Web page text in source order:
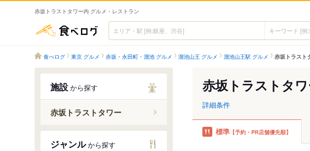
赤坂トラストタワー内 グルメ・レストラン
食べログ
食べログ 東京 グルメ 赤坂・永田町・溜池 グルメ 溜池山王 グルメ 溜池山王駅 グルメ 赤坂トラスト
施設 から探す
赤坂トラストタワー
ジャンルから探す
赤坂トラストタ
詳細条件
標準 【予約・PR店舗優先順】